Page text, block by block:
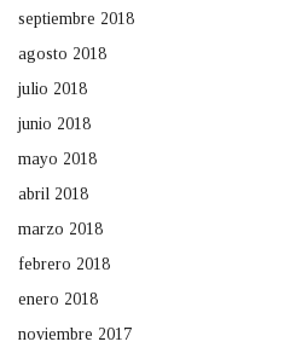
septiembre 2018
agosto 2018
julio 2018
junio 2018
mayo 2018
abril 2018
marzo 2018
febrero 2018
enero 2018
noviembre 2017